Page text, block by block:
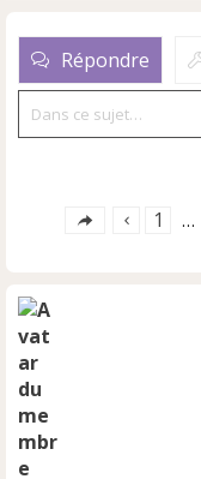
Répondre
1 …